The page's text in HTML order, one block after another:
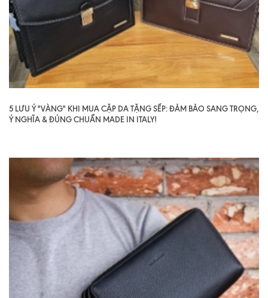
5 LƯU Ý "VÀNG" KHI MUA CẶP DA TẶNG SẾP: ĐẢM BẢO SANG TRỌNG,
Ý NGHĨA & ĐÚNG CHUẨN MADE IN ITALY!